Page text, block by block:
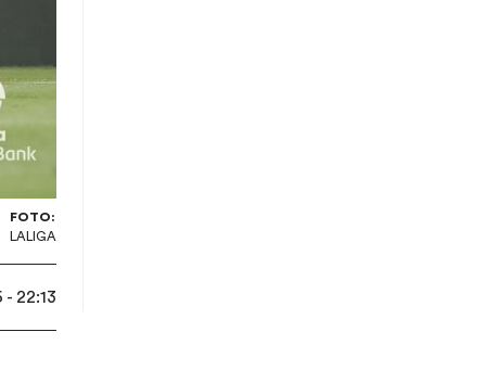
FOTO:
LALIGA
22:13